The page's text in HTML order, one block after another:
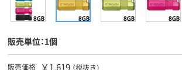
販売単位：1個
販売価格 ￥1,619 （税抜き）